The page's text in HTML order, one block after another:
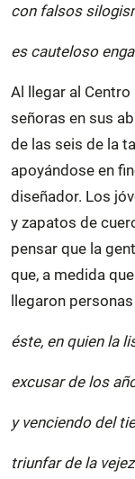
con falsos
es cauteloso
Al llegar al
señoras en sus
de las seis de la
apoyándose en
diseñador. Los
y zapatos de
pensar que la
que, a medida
llegaron
éste, en quien la
excusar de los
y venciendo del
triunfar de la